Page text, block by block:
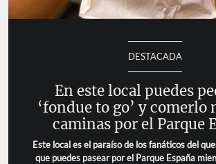
DESTACADA
En este local puedes
‘fondue to go’ y comerlo
caminas por el Parque
Este local es el paraíso de los fanáticos del
que puedes pasear por el Parque España